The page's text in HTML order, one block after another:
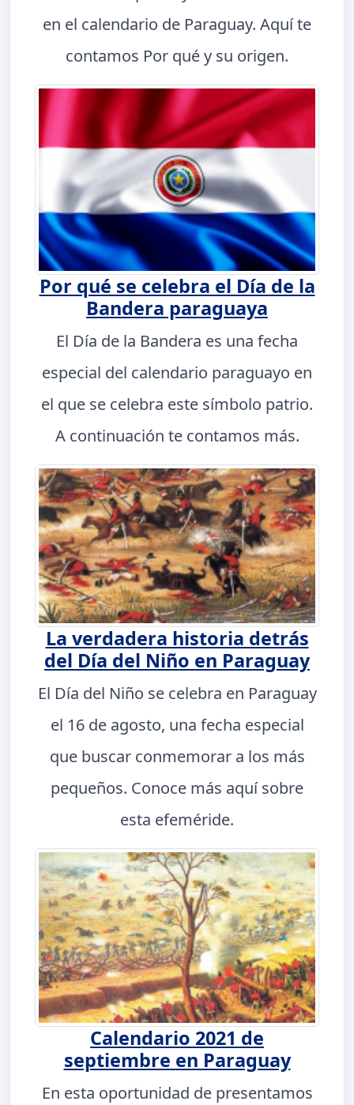
en el calendario de Paraguay. Aquí te
contamos Por qué y su origen.
Por qué se celebra el Día de la
Bandera paraguaya
El Día de la Bandera es una fecha
especial del calendario paraguayo en
el que se celebra este símbolo patrio.
A continuación te contamos más.
La verdadera historia detrás
del Día del Niño en Paraguay
El Día del Niño se celebra en Paraguay
el 16 de agosto, una fecha especial
que buscar conmemorar a los más
pequeños. Conoce más aquí sobre
esta efeméride.
Calendario 2021 de
septiembre en Paraguay
En esta oportunidad de presentamos